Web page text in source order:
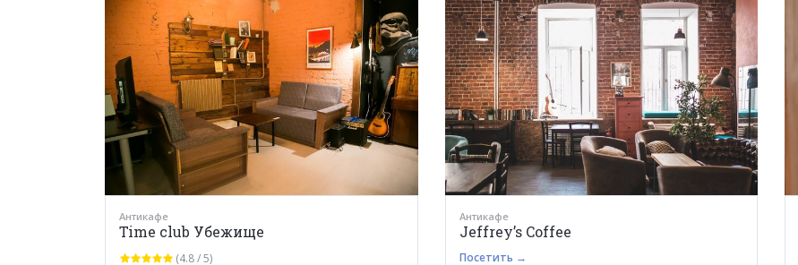
Антикафе
Time club Убежище
(4.8 / 5)
Антикафе
Jeffrey’s Coffee
Посетить →